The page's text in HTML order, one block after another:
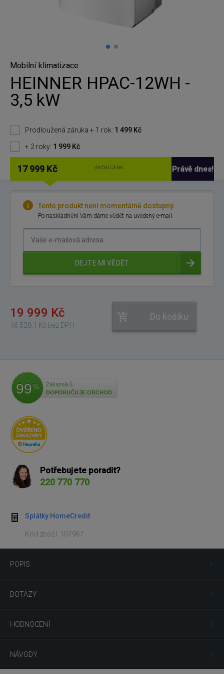
Mobilní klimatizace
HEINNER HPAC-12WH -
3,5 kW
Prodloužená záruka + 1 rok: 1 499 Kč
+ 2 roky: 1 999 Kč
17 999 Kč AKČNÍ CENA Právě dnes!
Tento produkt není momentálně dostupný.
Po naskladnění Vám dáme vědět na uvedený e-mail.
DEJTE MI VĚDĚT
19 999 Kč
16 528,1 Kč bez DPH
Do košíku
99 %
Zákazníků
DOPORUČUJE OBCHOD
Potřebujete poradit?
220 770 770
Splátky HomeCredit
Kód zboží: 107967
POPIS
DOTAZY
HODNOCENÍ
NÁVODY